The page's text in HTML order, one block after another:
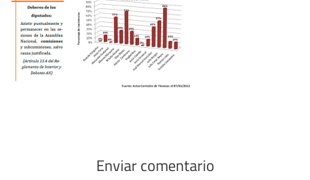
Enviar comentario